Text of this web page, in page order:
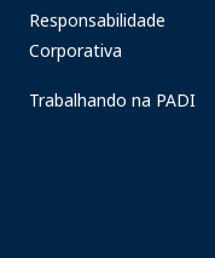
Responsabilidade
Corporativa
Trabalhando na PADI